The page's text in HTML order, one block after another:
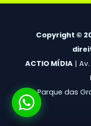
Copyright ©
ACTIO MÍDIA |
Parque das